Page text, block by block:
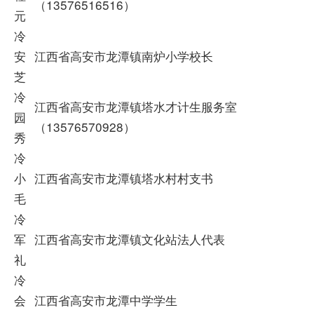
元
（13576516516）
冷
安
芝
江西省高安市龙潭镇南炉小学校长
冷
园
秀
江西省高安市龙潭镇塔水才计生服务室
（13576570928）
冷
小
毛
江西省高安市龙潭镇塔水村村支书
冷
军
礼
江西省高安市龙潭镇文化站法人代表
冷
会 江西省高安市龙潭中学学生